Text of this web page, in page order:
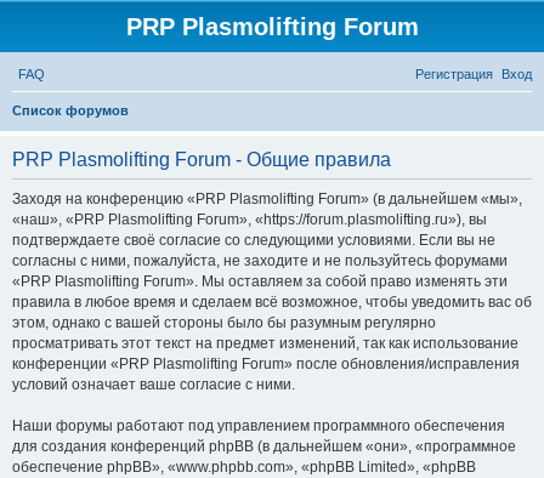
PRP Plasmolifting Forum
FAQ Вход
Регистрация
Список форумов
PRP Plasmolifting Forum - Общие правила
Заходя на конференцию «PRP Plasmolifting Forum» (в дальнейшем «мы»,
«наш», «PRP Plasmolifting Forum», «https://forum.plasmolifting.ru»), вы
подтверждаете своё согласие со следующими условиями. Если вы не
согласны с ними, пожалуйста, не заходите и не пользуйтесь форумами
«PRP Plasmolifting Forum». Мы оставляем за собой право изменять эти
правила в любое время и сделаем всё возможное, чтобы уведомить вас об
этом, однако с вашей стороны было бы разумным регулярно
просматривать этот текст на предмет изменений, так как использование
конференции «PRP Plasmolifting Forum» после обновления/исправления
условий означает ваше согласие с ними.
Наши форумы работают под управлением программного обеспечения
для создания конференций phpBB (в дальнейшем «они», «программное
обеспечение phpBB», «www.phpbb.com», «phpBB Limited», «phpBB